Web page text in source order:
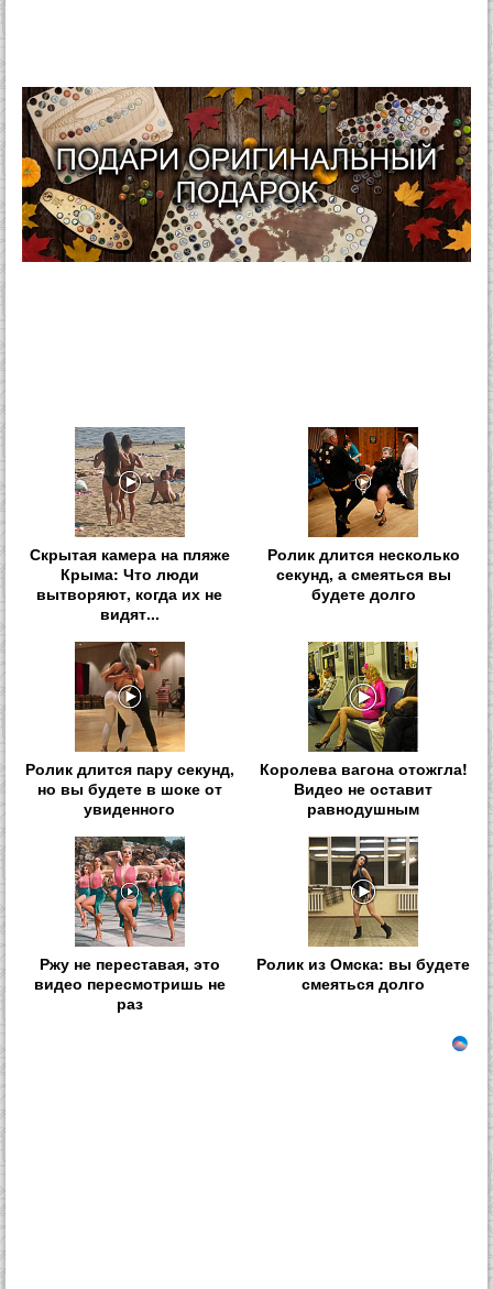
Скрытая камера на пляже
Крыма: Что люди
вытворяют, когда их не
видят...
Ролик длится несколько
секунд, а смеяться вы
будете долго
Ролик длится пару секунд,
но вы будете в шоке от
увиденного
Королева вагона отожгла!
Видео не оставит
равнодушным
Ржу не переставая, это
видео пересмотришь не
раз
Ролик из Омска: вы будете
смеяться долго